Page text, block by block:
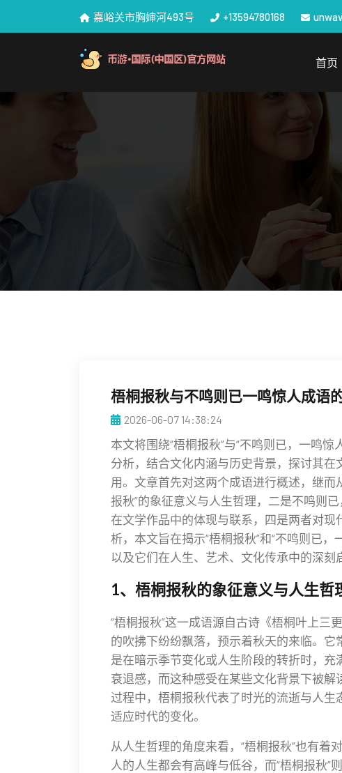
嘉峪关市胸婶河493号 +13594780168
首页
梧桐报秋与不鸣则已一鸣惊人成语
2026-06-07 14:38:24
本文将围绕“梧桐报秋”与“不鸣则已，一鸣
分析，结合文化内涵与历史背景，探讨其
用。文章首先对这两个成语进行概述，继而
报秋”的象征意义与人生哲理，二是不鸣则
在文学作品中的体现与联系，四是两者对
析，本文旨在揭示“梧桐报秋”和“不鸣则已，
以及它们在人生、艺术、文化传承中的深刻
1、梧桐报秋的象征意义与人生哲
“梧桐报秋”这一成语源自古诗《梧桐叶上三
的吹拂下纷纷飘落，预示着秋天的来临。
是在暗示季节变化或人生阶段的转折时，
衰退感，而这种感受在某些文化背景下被解
过程中，梧桐报秋代表了时光的流逝与人生
适应时代的变化。
从人生哲理的角度来看，“梧桐报秋”也有
人的人生都会有高峰与低谷，而“梧桐报秋”